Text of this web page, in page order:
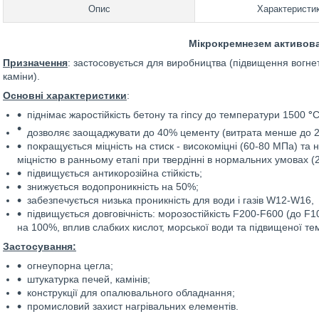
Опис
Мікрокремнезем
Призначення: застосовується для виробництва (підвищення
каміни).
Основні характеристики:
піднімає жаростійкість бетону та гіпсу до температури 1500 °
дозволяє заощаджувати до 40% цементу (витрата менше до
покращується міцність на стиск - високоміцні (60-80 МПа)
міцністю в ранньому етапі при твердінні в нормальних
підвищується антикорозійна стійкість;
знижується водопроникність на 50%;
забезпечується низька проникність для води і газів W12-W16,
підвищується довговічність: морозостійкість F200-F600 (до
на 100%, вплив слабких кислот, морської води та підвищеної
Застосування:
огнеупорна цегла;
штукатурка печей, камінів;
конструкції для опалювального обладнання;
промисловий захист нагрівальних елементів.